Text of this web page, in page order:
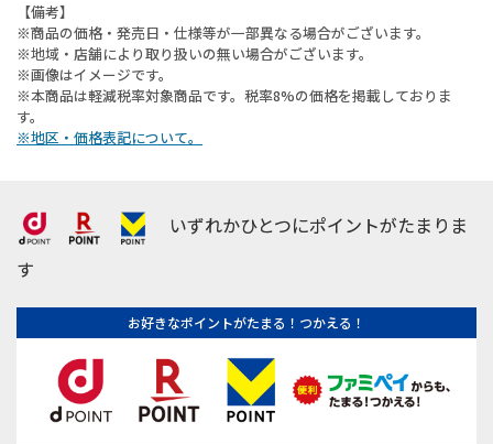
【備考】
※商品の価格・発売日・仕様等が一部異なる場合がございます。
※地域・店舗により取り扱いの無い場合がございます。
※画像はイメージです。
※本商品は軽減税率対象商品です。税率8%の価格を掲載しておりま
す。
※地区・価格表記について。
いずれかひとつにポイントがたまりま
す
お好きなポイントがたまる！つかえる！